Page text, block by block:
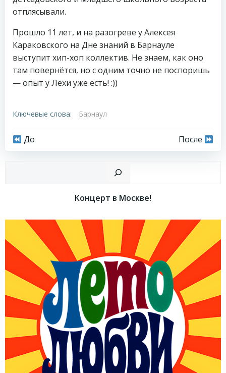
отплясывали.
Прошло 11 лет, и на разогреве у Алексея
Караковского на Дне знаний в Барнауле
выступит хип-хоп коллектив. Не знаем, как оно
там повернётся, но с одним точно не поспоришь
— опыт у Лёхи уже есть! :))
Ключевые слова: Барнаул
Навигация
записям
До
Навигация
по
записям
После
Концерт в Москве!